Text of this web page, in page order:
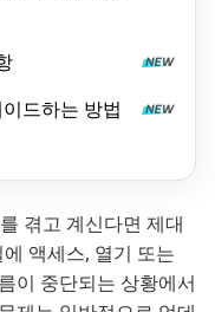
드하는 방법
겪고 계신다면 제대
액세스, 열기 또는
이 중단되는 상황에서